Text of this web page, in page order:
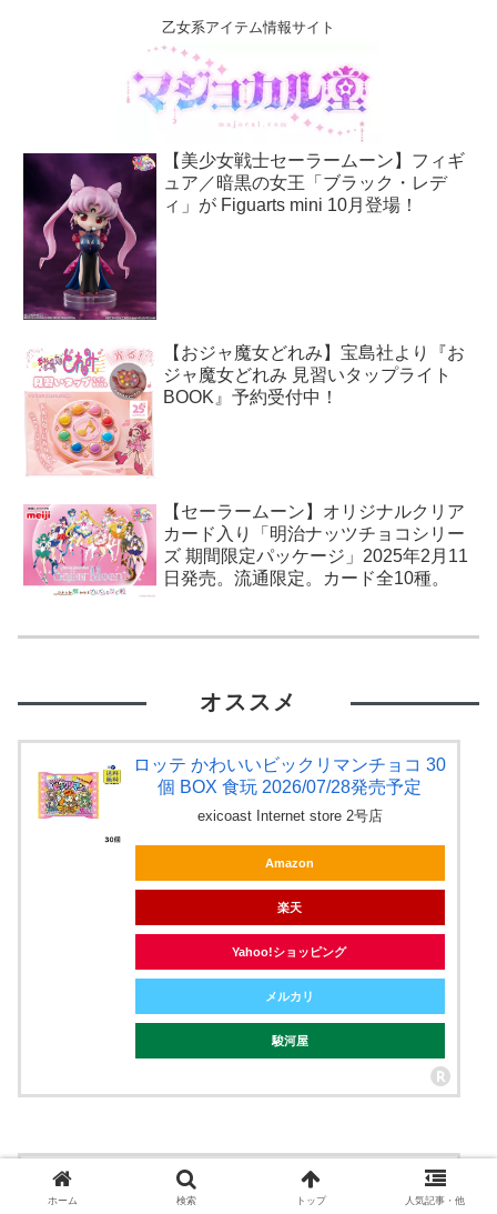
乙女系アイテム情報サイト
【美少女戦士セーラームーン】フィギ
ュア／暗黒の女王「ブラック・レデ
ィ」が Figuarts mini 10月登場！
【おジャ魔女どれみ】宝島社より『お
ジャ魔女どれみ 見習いタップライト
BOOK』予約受付中！
【セーラームーン】オリジナルクリア
カード入り「明治ナッツチョコシリー
ズ 期間限定パッケージ」2025年2月11
日発売。流通限定。カード全10種。
オススメ
ロッテ かわいいビックリマンチョコ 30
個 BOX 食玩 2026/07/28発売予定
exicoast Internet store 2号店
Amazon
楽天
Yahoo!ショッピング
メルカリ
駿河屋
ロッテ スターウォーズ／ビックリマン
チョコ<マンダロリアン＆グローグー>
ホーム 検索 トップ 人気記事・他